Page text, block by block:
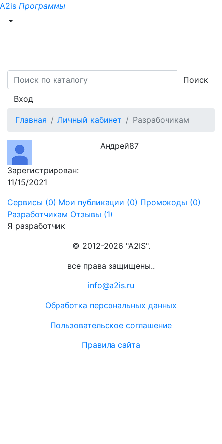
A2is Программы
Поиск
Вход
Главная Личный кабинет Разрабочикам
Андрей87
Зарегистрирован:
11/15/2021
Сервисы (0) Мои публикации (0) Промокоды (0)
Разработчикам Отзывы (1)
Я разработчик
© 2012-2026 "A2IS".
все права защищены..
info@a2is.ru
Обработка персональных данных
Пользовательское соглашение
Правила сайта